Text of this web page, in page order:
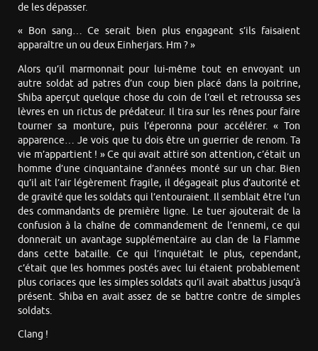
de les dépasser.
« Bon sang… Ce serait bien plus engageant s’ils faisaient
apparaître un ou deux Einherjars. Hm ? »
Alors qu’il marmonnait pour lui-même tout en envoyant un
autre soldat ad patres d’un coup bien placé dans la poitrine,
Shiba aperçut quelque chose du coin de l’œil et retroussa ses
lèvres en un rictus de prédateur. Il tira sur les rênes pour faire
tourner sa monture, puis l’éperonna pour accélérer. « Ton
apparence… Je vois que tu dois être un guerrier de renom. Ta
vie m’appartient ! » Ce qui avait attiré son attention, c’était un
homme d’une cinquantaine d’années monté sur un char. Bien
qu’il ait l’air légèrement fragile, il dégageait plus d’autorité et
de gravité que les soldats qui l’entouraient. Il semblait être l’un
des commandants de première ligne. Le tuer ajouterait de la
confusion à la chaîne de commandement de l’ennemi, ce qui
donnerait un avantage supplémentaire au clan de la Flamme
dans cette bataille. Ce qui l’inquiétait le plus, cependant,
c’était que les hommes postés avec lui étaient probablement
plus coriaces que les simples soldats qu’il avait abattus jusqu’à
présent. Shiba en avait assez de se battre contre de simples
soldats.
Clang !